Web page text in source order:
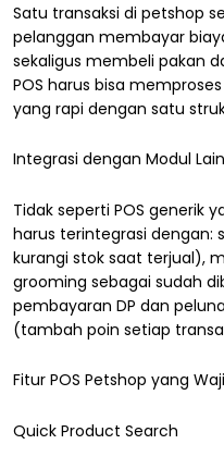
Satu transaksi di petshop
pelanggan membayar
sekaligus membeli pakan
POS harus bisa
yang rapi dengan satu
Integrasi dengan Modul Lain
Tidak seperti POS generik
harus terintegrasi
kurangi stok saat terjual),
grooming sebagai sudah
pembayaran DP dan
(tambah poin setiap
Fitur POS Petshop yang
Quick Product Search